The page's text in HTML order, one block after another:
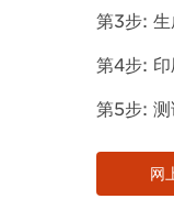
第3步: 生
第4步:
第5步:
网